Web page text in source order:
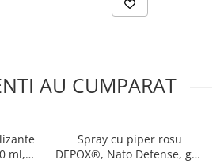
AU CUMPARAT
ml,
Spray cu piper rosu
DEPOX®, Nato Defense, gel,